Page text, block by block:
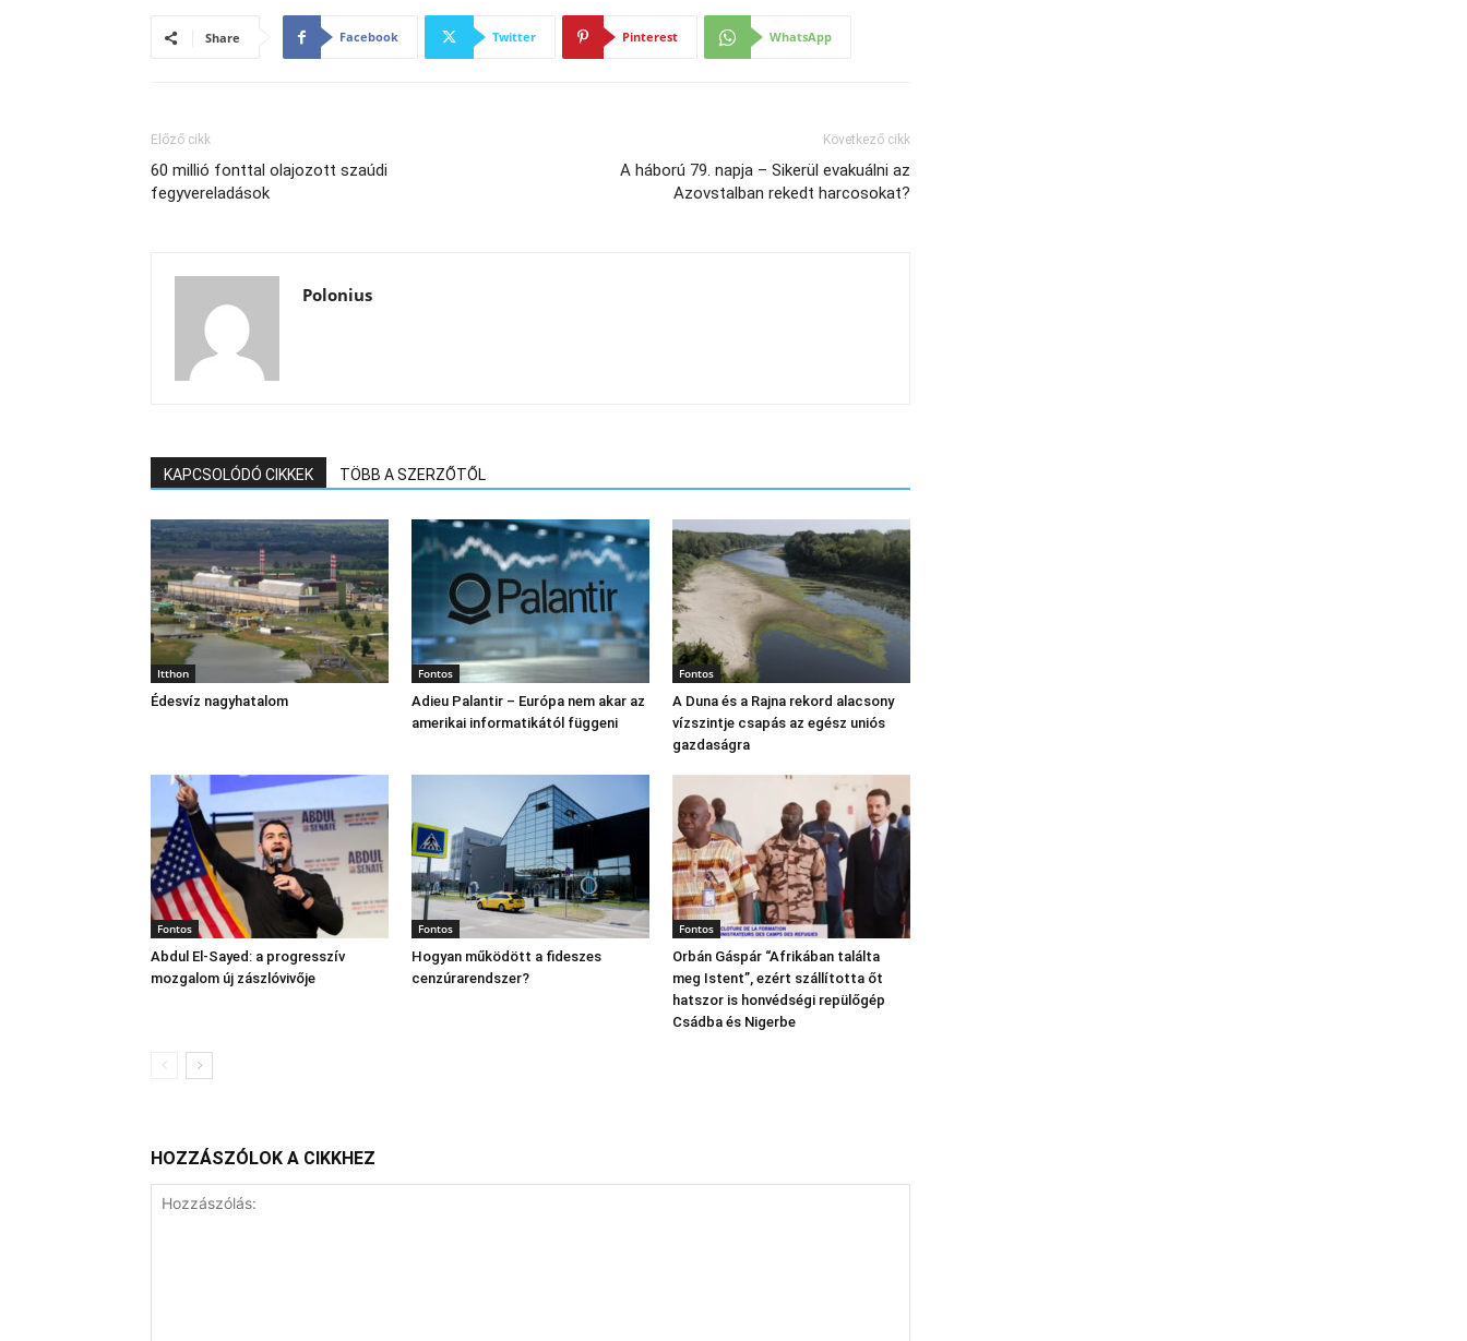
Share Facebook Twitter Pinterest WhatsApp
Előző cikk
60 millió fonttal olajozott szaúdi
fegyvereladások
Következő cikk
A háború 79. napja – Sikerül evakuálni az
Azovstalban rekedt harcosokat?
Polonius
KAPCSOLÓDÓ CIKKEK TÖBB A SZERZŐTŐL
Itthon
Édesvíz nagyhatalom
Fontos
Adieu Palantir – Európa nem akar az
amerikai informatikától függeni
Fontos
A Duna és a Rajna rekord alacsony
vízszintje csapás az egész uniós
gazdaságra
Fontos
Abdul El‑Sayed: a progresszív
mozgalom új zászlóvivője
Fontos
Hogyan működött a fideszes
cenzúrarendszer?
Fontos
Orbán Gáspár “Afrikában találta
meg Istent”, ezért szállította őt
hatszor is honvédségi repülőgép
Csádba és Nigerbe
HOZZÁSZÓLOK A CIKKHEZ